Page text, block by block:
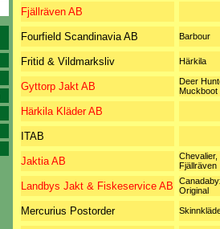
Fjällräven AB
Fourfield Scandinavia AB Barbour
Fritid & Vildmarksliv Härkila
Gyttorp Jakt AB
Deer
Muckboot
Härkila Kläder AB
ITAB
Jaktia AB
Chevalier,
Fjällräven
Landbys Jakt & Fiskeservice AB
Original
Mercurius Postorder